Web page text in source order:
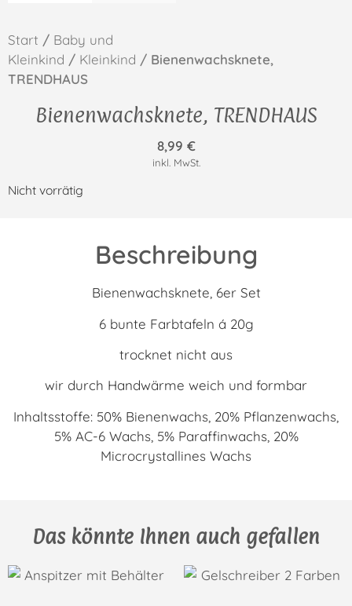
Start / Baby und
Kleinkind / Kleinkind / Bienenwachsknete,
TRENDHAUS
Bienenwachsknete, TRENDHAUS
8,99 €
inkl. MwSt.
Nicht vorrätig
Beschreibung
Bienenwachsknete, 6er Set
6 bunte Farbtafeln á 20g
trocknet nicht aus
wir durch Handwärme weich und formbar
Inhaltsstoffe: 50% Bienenwachs, 20% Pflanzenwachs,
5% AC-6 Wachs, 5% Paraffinwachs, 20%
Microcrystallines Wachs
Das könnte Ihnen auch gefallen